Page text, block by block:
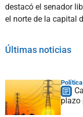
destacó el senador
el norte de la capital
Últimas noticias
Política
plazo